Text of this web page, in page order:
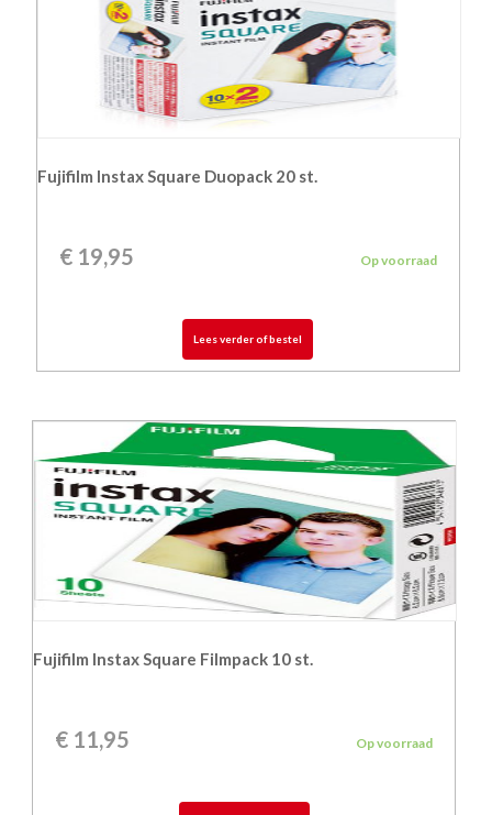
Fujifilm Instax Square Duopack 20 st.
€19,95 Op voorraad
Lees verder of bestel
Fujifilm Instax Square Filmpack 10 st.
€ 11,95 Op voorraad